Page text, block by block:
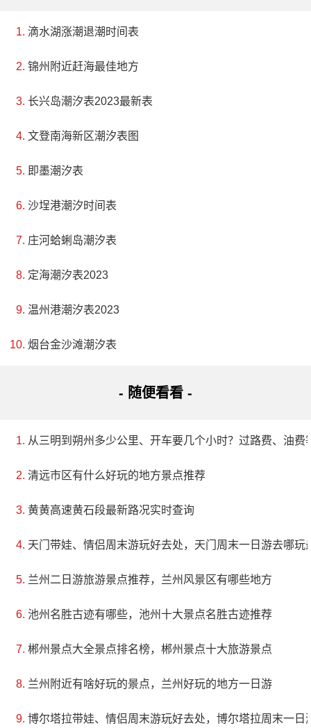
滴水湖涨潮退潮时间表
锦州附近赶海最佳地方
长兴岛潮汐表2023最新表
文登南海新区潮汐表图
即墨潮汐表
沙埕港潮汐时间表
庄河蛤蜊岛潮汐表
定海潮汐表2023
温州港潮汐表2023
烟台金沙滩潮汐表
- 随便看看 -
从三明到朔州多少公里、开车要几个小时？过路费、油费
清远市区有什么好玩的地方景点推荐
黄黄高速黄石段最新路况实时查询
天门带娃、情侣周末游玩好去处，天门周末一日游去哪玩
兰州二日游旅游景点推荐，兰州风景区有哪些地方
池州名胜古迹有哪些，池州十大景点名胜古迹推荐
郴州景点大全景点排名榜，郴州景点十大旅游景点
兰州附近有啥好玩的景点，兰州好玩的地方一日游
博尔塔拉带娃、情侣周末游玩好去处，博尔塔拉周末一日